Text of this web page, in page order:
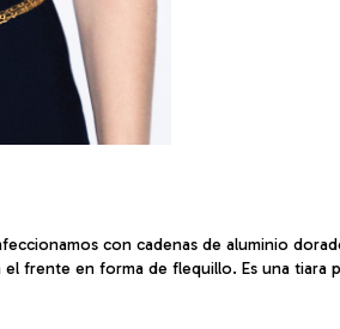
con cadenas de aluminio
frente en forma de flequillo. Es una